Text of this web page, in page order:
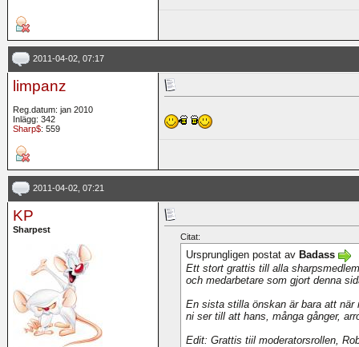
2011-04-02, 07:17
limpanz
Reg.datum: jan 2010
Inlägg: 342
Sharp$: 559
2011-04-02, 07:21
KP
Sharpest
Citat:
Ursprungligen postat av Badass
Ett stort grattis till alla
och medarbetare som gjort denna
En sista stilla önskan är bara att när
ni ser till att hans, många gånger,
Edit: Grattis tiil moderatorsrollen,